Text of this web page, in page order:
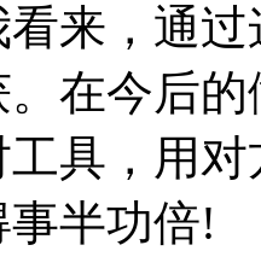
来，通
在今后
具，用
半功倍!